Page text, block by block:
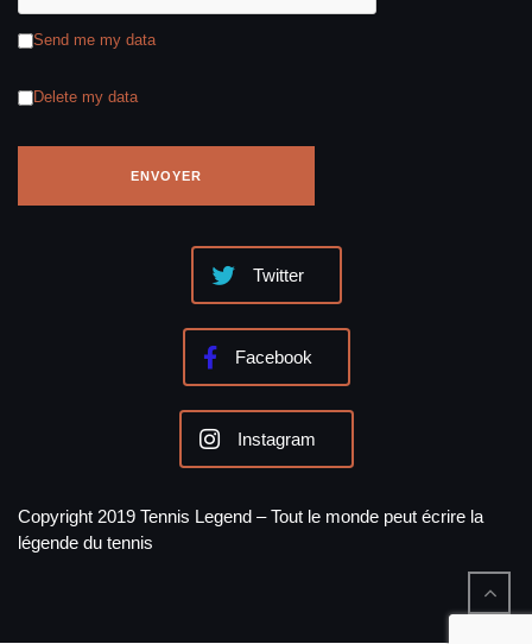
Send me my data
Delete my data
Twitter
Facebook
Instagram
Copyright 2019 Tennis Legend – Tout le monde peut écrire la
légende du tennis